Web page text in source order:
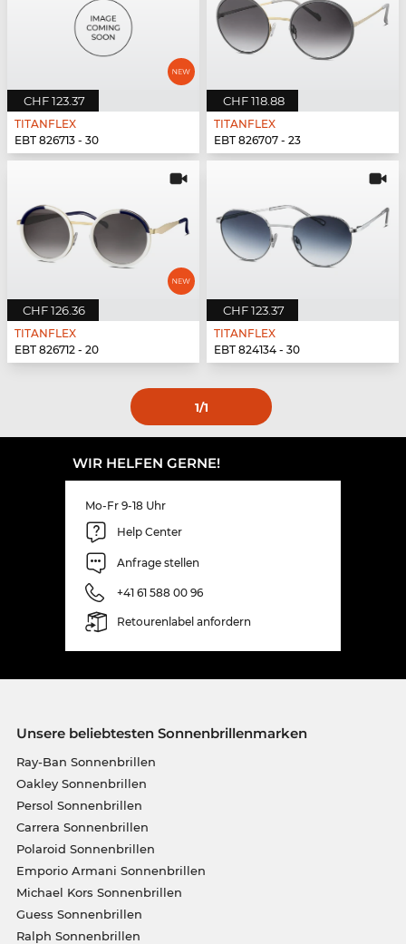
CHF 123.37
TITANFLEX
EBT 826713 - 30
CHF 118.88
TITANFLEX
EBT 826707 - 23
CHF 126.36
TITANFLEX
EBT 826712 - 20
CHF 123.37
TITANFLEX
EBT 824134 - 30
1/1
WIR HELFEN GERNE!
Mo-Fr 9-18 Uhr
Help Center
Anfrage stellen
+41 61 588 00 96
Retourenlabel anfordern
Unsere beliebtesten Sonnenbrillenmarken
Ray-Ban Sonnenbrillen
Oakley Sonnenbrillen
Persol Sonnenbrillen
Carrera Sonnenbrillen
Polaroid Sonnenbrillen
Emporio Armani Sonnenbrillen
Michael Kors Sonnenbrillen
Guess Sonnenbrillen
Ralph Sonnenbrillen